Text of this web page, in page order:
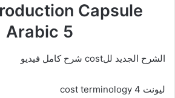
Capsule
Arabic 5
الشرح الجديد للcost شرح كامل فيديو
ليونت 4 cost terminology